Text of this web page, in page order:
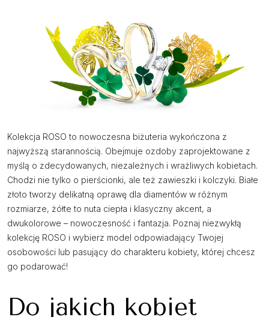
Kolekcja ROSO to nowoczesna biżuteria wykończona z
najwyższą starannością. Obejmuje ozdoby zaprojektowane z
myślą o zdecydowanych, niezależnych i wrażliwych kobietach.
Chodzi nie tylko o pierścionki, ale też zawieszki i kolczyki. Białe
złoto tworzy delikatną oprawę dla diamentów w różnym
rozmiarze, żółte to nuta ciepła i klasyczny akcent, a
dwukolorowe – nowoczesność i fantazja. Poznaj niezwykłą
kolekcję ROSO i wybierz model odpowiadający Twojej
osobowości lub pasujący do charakteru kobiety, której chcesz
go podarować!
Do jakich kobiet